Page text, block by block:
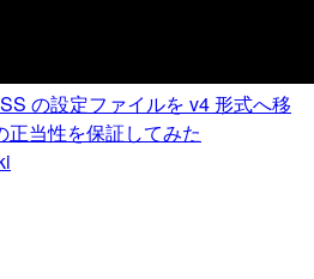
の設定ファイルを v4 形式へ移
当性を保証してみた